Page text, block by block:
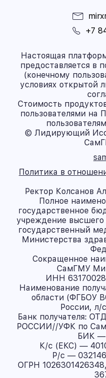
+7
Настоящая
предоставляется в
(конечному
условиях открытой
Стоимость
пользователями на
© Лидирующий
Политика в
Ректор Колсанов
Полное
государственное
учреждение высшего
государственный
Министерства
Сокращенное
СамГМУ
ИНН
Наименование
области (ФГБОУ
России, л/
Банк получателя:
РОССИИ//УФК по
БИК —
К/с (ЕКС) —
Р/с —
ОГРН